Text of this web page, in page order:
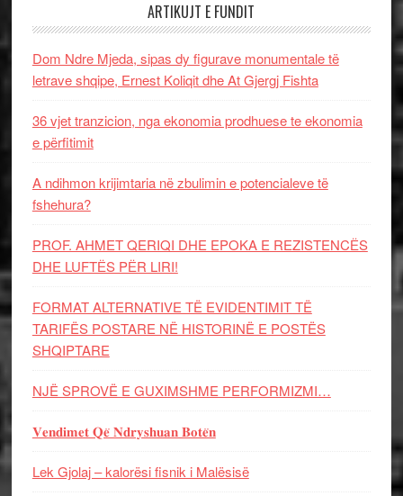
ARTIKUJT E FUNDIT
Dom Ndre Mjeda, sipas dy figurave monumentale të
letrave shqipe, Ernest Koliqit dhe At Gjergj Fishta
36 vjet tranzicion, nga ekonomia prodhuese te ekonomia
e përfitimit
A ndihmon krijimtaria në zbulimin e potencialeve të
fshehura?
PROF. AHMET QERIQI DHE EPOKA E REZISTENCЁS
DHE LUFTЁS PЁR LIRI!
FORMAT ALTERNATIVE TË EVIDENTIMIT TË
TARIFËS POSTARE NË HISTORINË E POSTËS
SHQIPTARE
NJË SPROVË E GUXIMSHME PERFORMIZMI…
𝐕𝐞𝐧𝐝𝐢𝐦𝐞𝐭 𝐐𝐞̈ 𝐍𝐝𝐫𝐲𝐬𝐡𝐮𝐚𝐧 𝐁𝐨𝐭𝐞̈𝐧
Lek Gjolaj – kalorësi fisnik i Malësisë